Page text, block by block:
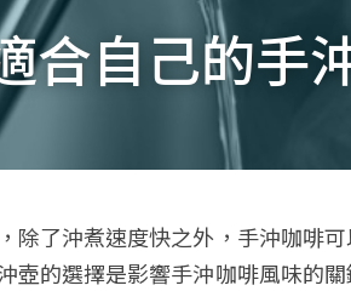
合自己的手
除了沖煮速度快之外，手沖咖啡
壺的選擇是影響手沖咖啡風味的